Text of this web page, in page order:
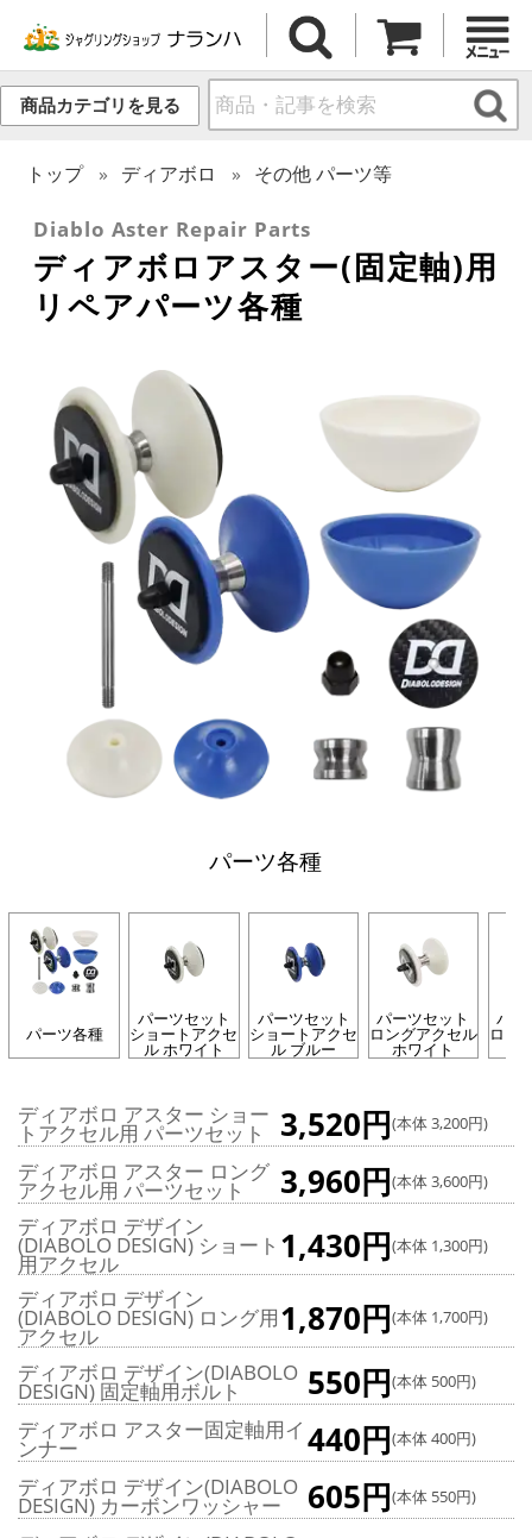
商品カテゴリを見る
トップ ディアボロ その他 パーツ等
Diablo Aster Repair Parts
ディアボロアスター(固定軸)用
リペアパーツ各種
パーツ各種
パーツ各種
パーツセット
ショートアクセ
ル ホワイト
パーツセット
ショートアクセ
ル ブルー
パーツセット
ロングアクセル
ホワイト
パー
ロン
ディアボロ アスター ショー
トアクセル用 パーツセット 3,520円(本体 3,200円)
ディアボロ アスター ロング
アクセル用 パーツセット 3,960円(本体 3,600円)
ディアボロ デザイン
(DIABOLO DESIGN) ショート
用アクセル 1,430円(本体 1,300円)
ディアボロ デザイン
(DIABOLO DESIGN) ロング用
アクセル 1,870円(本体 1,700円)
ディアボロ デザイン(DIABOLO
DESIGN) 固定軸用ボルト 550円(本体 500円)
ディアボロ アスター固定軸用イ
ンナー 440円(本体 400円)
ディアボロ デザイン(DIABOLO
DESIGN) カーボンワッシャー 605円(本体 550円)